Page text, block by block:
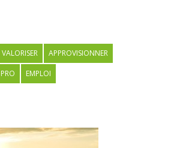
VALORISER
APPROVISIONNER
EMPLOI